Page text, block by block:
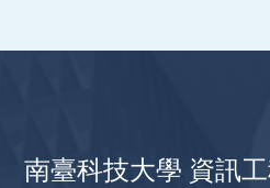
南臺科技大學 資訊